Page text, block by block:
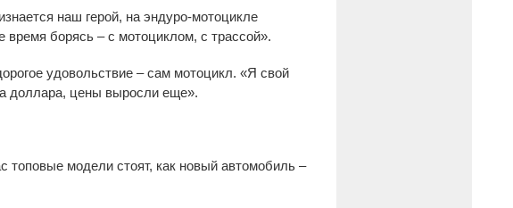
наш герой, на эндуро-мотоцикле
время борясь – с мотоциклом, с трассой».
удовольствие – сам мотоцикл. «Я свой
доллара, цены выросли еще».
топовые модели стоят, как новый автомобиль –